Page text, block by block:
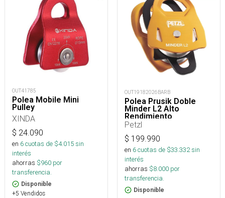
OUT41785
Polea Mobile Mini
Pulley
XINDA
$ 24.090
en 6cuotas de $4.015sin
interés
ahorras $960 por
transferencia.
Disponible
+5 Vendidos
OUT19182026BARB
Polea Prusik Doble
Minder L2 Alto
Rendimiento
Petzl
$ 199.990
en 6cuotas de $33.332sin
interés
ahorras $8.000 por
transferencia.
Disponible